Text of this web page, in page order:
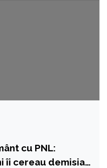
cu PNL:
îi cereau demisia